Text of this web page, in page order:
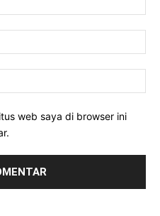
web saya di browser ini